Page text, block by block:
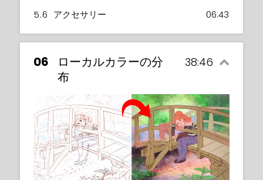
5.6 アクセサリー 06:43
06
ローカルカラーの分
布
38:46